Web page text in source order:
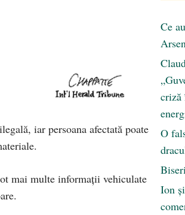
iar persoana afectată poate
mai multe informații vehiculate
Ce
criză
O
Ion